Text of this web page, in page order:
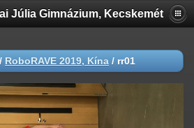
Júlia Gimnázium, Kecskemét
/ RoboRAVE 2019, Kína / rr01